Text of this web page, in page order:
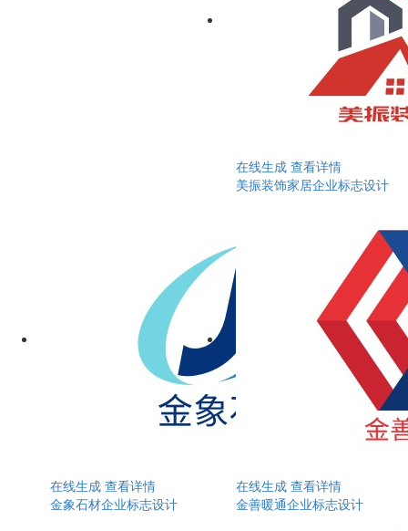
在线生成 查看详情
美振装饰家居企业标志设计
在线生成 查看详情
金象石材企业标志设计
在线生成 查看详情
金善暖通企业标志设计